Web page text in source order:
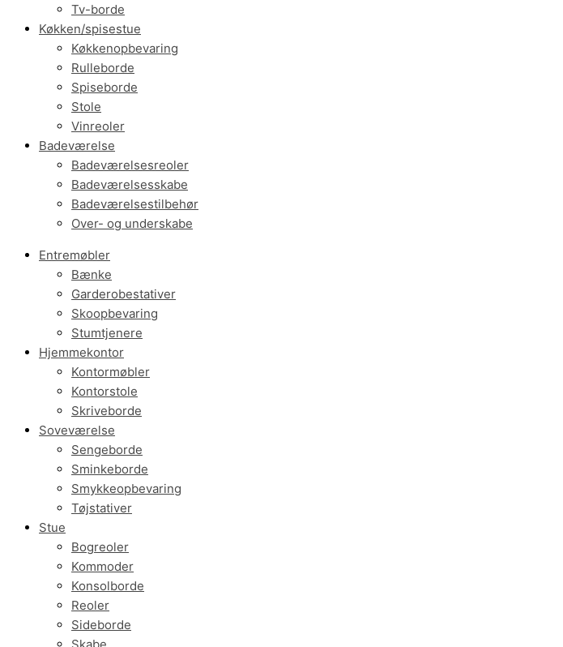
Tv-borde
Køkken/spisestue
Køkkenopbevaring
Rulleborde
Spiseborde
Stole
Vinreoler
Badeværelse
Badeværelsesreoler
Badeværelsesskabe
Badeværelsestilbehør
Over- og underskabe
Entremøbler
Bænke
Garderobestativer
Skoopbevaring
Stumtjenere
Hjemmekontor
Kontormøbler
Kontorstole
Skriveborde
Soveværelse
Sengeborde
Sminkeborde
Smykkeopbevaring
Tøjstativer
Stue
Bogreoler
Kommoder
Konsolborde
Reoler
Sideborde